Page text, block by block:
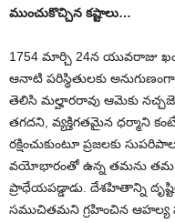
ముంచుకొచ్చిన కష్టాలు…
1754 మార్చి 24న యువరాజు
ఆనాటి పరిస్థితులకు
తెలిసి మల్హారరావు ఆమెకు
తగదని, వ్యక్తిగతమైన ధర్మాని
రక్షించుకుంటూ ప్రజలకు
వయోభారంతో ఉన్న తమను తమ
ప్రాధేయపడ్డాడు. దేశహితాన్ని
సముచితమని గ్రహించిన ఆహల్య